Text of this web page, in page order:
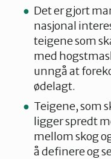
Det er gjort
nasjonal
teigene som
med
unngå at
ødelagt.
Teigene, som
ligger spredt
mellom skog
å definere og